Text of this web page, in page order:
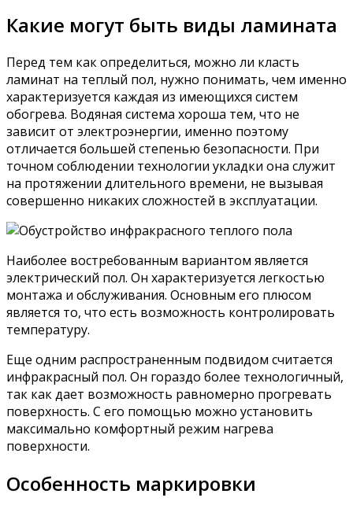
Какие могут быть виды ламината
Перед тем как определиться, можно ли класть
ламинат на теплый пол, нужно понимать, чем именно
характеризуется каждая из имеющихся систем
обогрева. Водяная система хороша тем, что не
зависит от электроэнергии, именно поэтому
отличается большей степенью безопасности. При
точном соблюдении технологии укладки она служит
на протяжении длительного времени, не вызывая
совершенно никаких сложностей в эксплуатации.
Наиболее востребованным вариантом является
электрический пол. Он характеризуется легкостью
монтажа и обслуживания. Основным его плюсом
является то, что есть возможность контролировать
температуру.
Еще одним распространенным подвидом считается
инфракрасный пол. Он гораздо более технологичный,
так как дает возможность равномерно прогревать
поверхность. С его помощью можно установить
максимально комфортный режим нагрева
поверхности.
Особенность маркировки